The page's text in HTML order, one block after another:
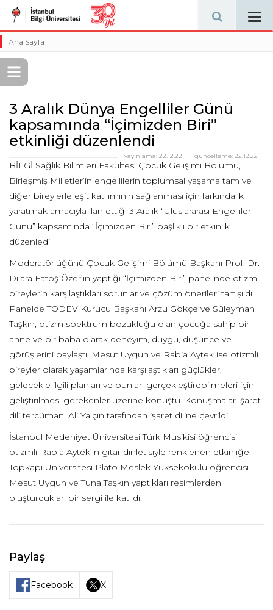
Ana Sayfa
3 Aralık Dünya Engelliler Günü
kapsamında “İçimizden Biri”
etkinliği düzenlendi
güncelleme: 22.12.22
yayınlama: 22.12.22
BİLGİ Sağlık Bilimleri Fakültesi Çocuk Gelişimi Bölümü,
Birleşmiş Milletler’in engellilerin toplumsal yaşama tam ve
diğer bireylerle eşit katılımının sağlanması için farkındalık
yaratmak amacıyla ilan ettiği 3 Aralık “Uluslararası Engelliler
Günü” kapsamında “İçimizden Biri” başlıklı bir etkinlik
düzenledi.
Moderatörlüğünü Çocuk Gelişimi Bölümü Başkanı Prof. Dr.
Dilara Fatoş Özer’in yaptığı “İçimizden Biri” panelinde otizmli
bireylerin karşılaştıkları sorunlar ve çözüm önerileri tartışıldı.
Panelde TODEV Kurucu Başkanı Arzu Gökçe ve Süleyman
Taşkın, otizm spektrum bozukluğu olan çocuğa sahip bir
anne ve bir baba olarak deneyim, duygu, düşünce ve
görüşlerini paylaştı. Mesut Uygun ve Rabia Aytek ise otizmli
bireyler olarak yaşamlarında karşılaştıkları güçlükler,
gelecekle ilgili planları ve bunları gerçekleştirebilmeleri için
geliştirilmesi gerekenler üzerine konuştu. Konuşmalar işaret
dili tercümanı Ali Yalçın tarafından işaret diline çevrildi.
İstanbul Medeniyet Üniversitesi Türk Musikisi öğrencisi
otizmli Rabia Aytek’in gitar dinletisiyle renklenen etkinliğe
Topkapı Üniversitesi Plato Meslek Yüksekokulu öğrencisi
Mesut Uygun ve Tuna Taşkın yaptıkları resimlerden
oluşturdukları bir sergi ile katıldı.
Paylaş
Facebook X